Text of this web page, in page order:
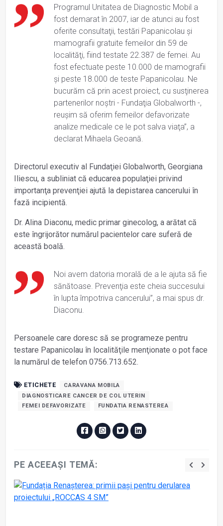
Programul Unitatea de Diagnostic Mobil a
fost demarat în 2007, iar de atunci au fost
oferite consultaţii, testări Papanicolau şi
mamografii gratuite femeilor din 59 de
localităţi, fiind testate 22.387 de femei. Au
fost efectuate peste 10.000 de mamografii
şi peste 18.000 de teste Papanicolau. Ne
bucurăm că prin acest proiect, cu susţinerea
partenerilor noştri - Fundaţia Globalworth -,
reuşim să oferim femeilor defavorizate
analize medicale ce le pot salva viaţa”, a
declarat Mihaela Geoană.
Directorul executiv al Fundaţiei Globalworth, Georgiana
Iliescu, a subliniat că educarea populaţiei privind
importanţa prevenţiei ajută la depistarea cancerului în
fază incipientă.
Dr. Alina Diaconu, medic primar ginecolog, a arătat că
este îngrijorător numărul pacientelor care suferă de
această boală.
Noi avem datoria morală de a le ajuta să fie
sănătoase. Prevenţia este cheia succesului
în lupta împotriva cancerului”, a mai spus dr.
Diaconu.
Persoanele care doresc să se programeze pentru
testare Papanicolau în localităţile menţionate o pot face
la numărul de telefon 0756.713.652.
ETICHETE
CARAVANA MOBILA
DIAGNOSTICARE CANCER DE COL UTERIN
FEMEI DEFAVORIZATE
FUNDATIA RENASTEREA
PE ACEEAȘI TEMĂ: